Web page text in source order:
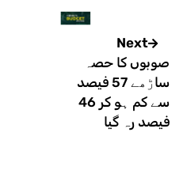
Next
صوبوں کا حصہ
ساڑھے 57 فیصد
سے کم ہو کر 46
فیصد رہ گیا